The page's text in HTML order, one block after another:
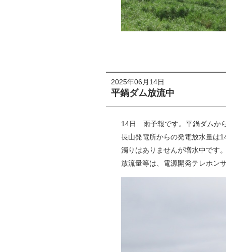
2025年06月14日
平鍋ダム放流中
14日 雨予報です。平鍋ダムか
長山発電所からの発電放水量は
濁りはありませんが増水中です
放流量等は、電源開発テレホ